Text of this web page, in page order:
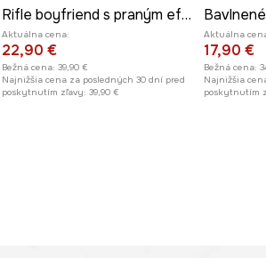
Rifle boyfriend s praným efektom
Aktuálna cena:
22,90 €
Bežná cena: 39,90 €
Najnižšia cena za posledných 30 dní pred
poskytnutím zľavy: 39,90 €
Aktuálna
17,90 €
Bežná cena:
Najnižšia
poskytnutím